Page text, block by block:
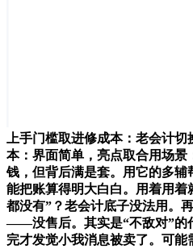
上手门槛取进修成本：老会计
本：界面简单，亮点取合用场
钱，但背后满是套。用它的多辅
能把账算得明大白白。用着用着
都没有”？老会计底子没法用。
——没售后。其实是“不敌对”的
完才发觉小我消息被卖了。可能